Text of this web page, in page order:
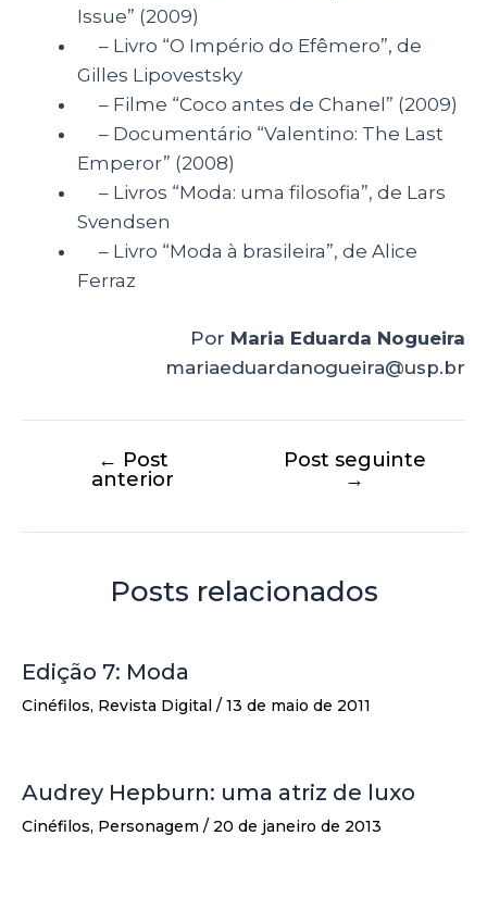
Issue” (2009)
– Livro “O Império do Efêmero”, de
Gilles Lipovestsky
– Filme “Coco antes de Chanel” (2009)
– Documentário “Valentino: The Last
Emperor” (2008)
– Livros “Moda: uma filosofia”, de Lars
Svendsen
– Livro “Moda à brasileira”, de Alice
Ferraz
Por Maria Eduarda Nogueira
mariaeduardanogueira@usp.br
← Post
anterior
Post seguinte
→
Posts relacionados
Edição 7: Moda
Cinéfilos, Revista Digital / 13 de maio de 2011
Audrey Hepburn: uma atriz de luxo
Cinéfilos, Personagem / 20 de janeiro de 2013